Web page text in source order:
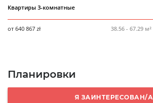
Квартиры 3-комнатные
от 640 867 zł 38.56 - 67.29 м²
Планировки
Я ЗАИНТЕРЕСОВАН/А